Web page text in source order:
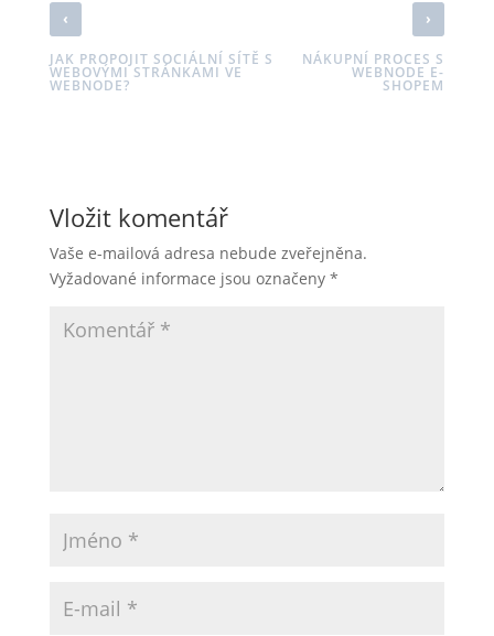
‹
JAK PROPOJIT SOCIÁLNÍ SÍTĚ S
WEBOVÝMI STRÁNKAMI VE
WEBNODE?
›
NÁKUPNÍ PROCES S
WEBNODE E-
SHOPEM
Vložit komentář
Vaše e-mailová adresa nebude zveřejněna.
Vyžadované informace jsou označeny *